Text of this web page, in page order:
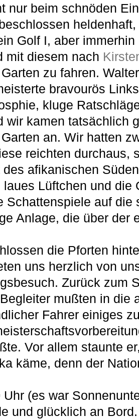
nur beim schnöden
Golf I, aber
mit diesem nach
zu fahren.
bravourös
kluge
wir kamen tatsächlich
an. Wir hatten
reichten durchaus,
des afikanischen
laues Lüftchen und die
Schattenspiele auf die
Anlage, die über der
die Pforten
uns herzlich von
Zurück zum
mußten in die
Fahrer einiges
Vor allem staunte
käme, denn der
Uhr (es war
und glücklich an